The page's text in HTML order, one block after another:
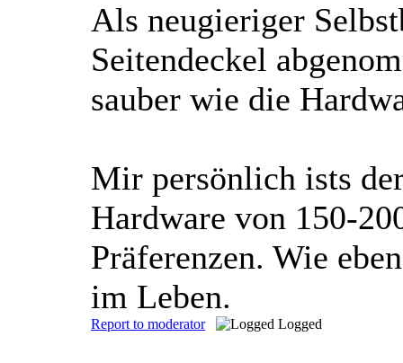
Als neugieriger
Seitendeckel
sauber wie die
Mir persönlich ists
Hardware von 150-
Präferenzen. Wie
im Leben.
Report to moderator Logged